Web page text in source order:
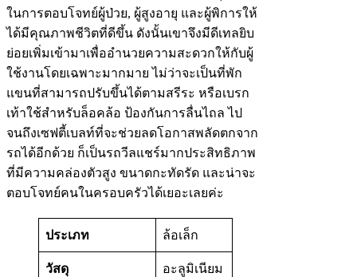
ในการตอบโจทย์ผู้ป่วย, ผู้สูงอายุ และผู้พิการให้
ได้มีคุณภาพชีวิตที่ดีขึ้น ดังนั้นเขาจึงมีดีเทลยิบ
ย่อยเพิ่มเข้ามาเพื่ออำนวยความสะดวกให้กับผู้
ใช้งานโดยเฉพาะมากมาย ไม่ว่าจะเป็นที่พัก
แขนที่สามารถปรับขึ้นได้ตามสรีระ หรือเบรก
เท้าใช้สำหรับล็อคล้อ ป้องกันการลื่นไถล ไป
จนถึงเซฟตี้เบลท์ที่จะช่วยลดโอกาสพลัดตกจาก
รถได้อีกด้วย ก็เป็นรถวีลแชร์มากประสิทธิภาพ
ที่มีความคล่องตัวสูง ขนาดกะทัดรัด และน่าจะ
ตอบโจทย์คนในครอบครัวได้เยอะเลยค่ะ
ประเภท ล้อเล็ก
วัสดุ อะลูมิเนียม